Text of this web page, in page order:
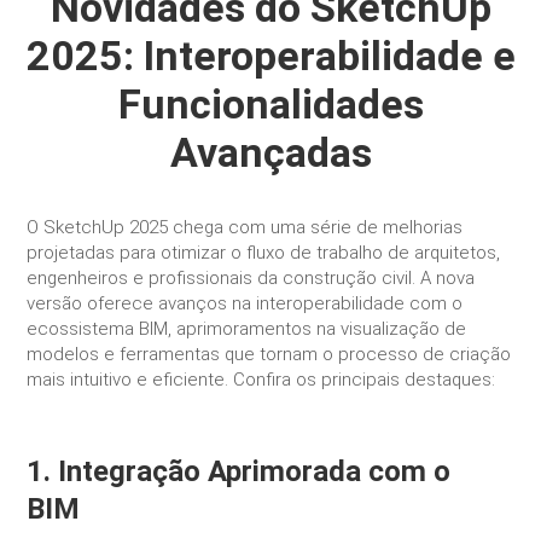
2025: Interoperabilidade e
Funcionalidades
Avançadas
O SketchUp 2025 chega com uma série de melhorias
projetadas para otimizar o fluxo de trabalho de arquitetos,
engenheiros e profissionais da construção civil. A nova
versão oferece avanços na interoperabilidade com o
ecossistema BIM, aprimoramentos na visualização de
modelos e ferramentas que tornam o processo de criação
mais intuitivo e eficiente. Confira os principais destaques:
1. Integração Aprimorada com o
BIM